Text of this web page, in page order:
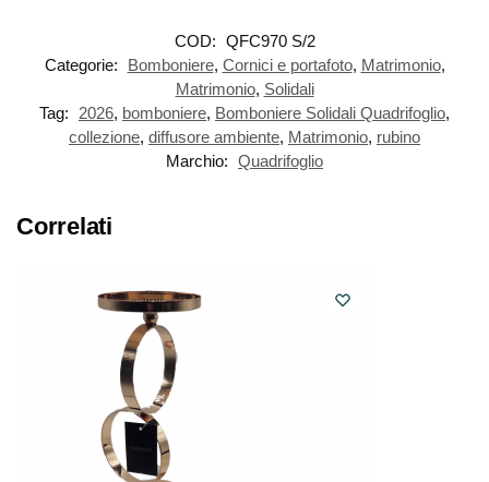
COD: QFC970 S/2
Categorie:
Bomboniere, Cornici e portafoto, Matrimonio,
Matrimonio, Solidali
Tag:
2026, bomboniere, Bomboniere Solidali Quadrifoglio,
collezione, diffusore ambiente, Matrimonio, rubino
Marchio: Quadrifoglio
Correlati